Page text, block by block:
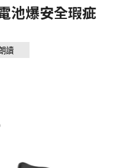
池爆安全瑕疵
讀